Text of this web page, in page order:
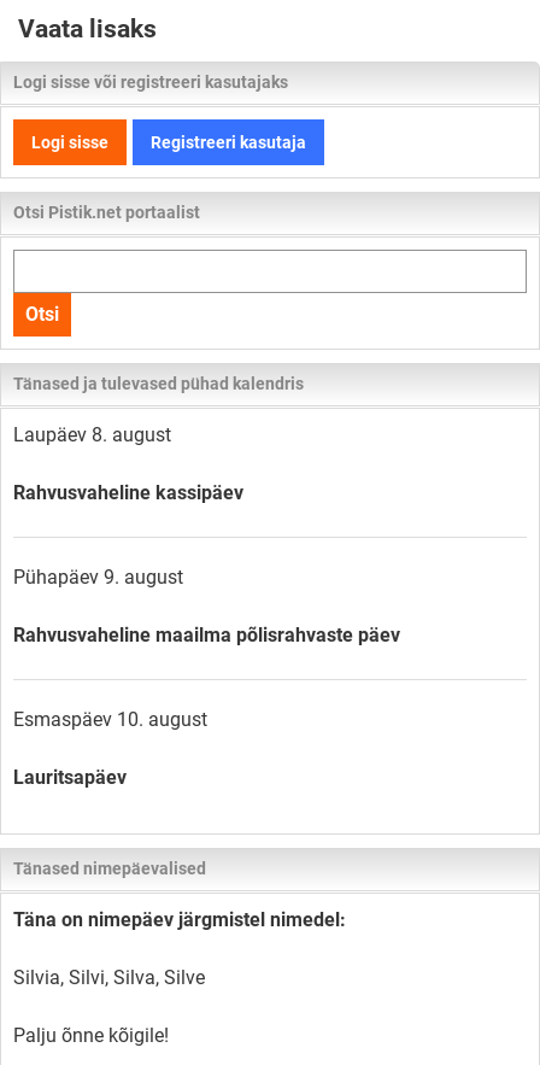
Vaata lisaks
Logi sisse või registreeri kasutajaks
Logi sisse Registreeri kasutaja
Otsi Pistik.net portaalist
kogu
lehelt
Otsi
Tänased ja tulevased pühad kalendris
Laupäev 8. august
Rahvusvaheline kassipäev
Pühapäev 9. august
Rahvusvaheline maailma põlisrahvaste päev
Esmaspäev 10. august
Lauritsapäev
Tänased nimepäevalised
Täna on nimepäev järgmistel nimedel:
Silvia, Silvi, Silva, Silve
Palju õnne kõigile!